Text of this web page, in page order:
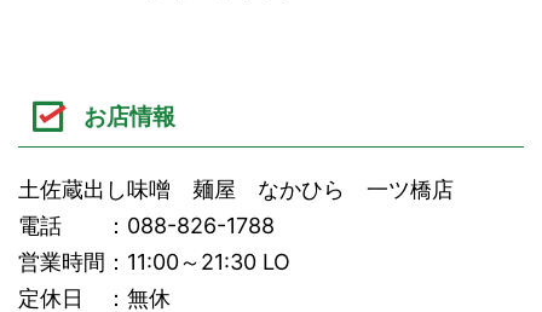
お店情報
土佐蔵出し味噌 麺屋 なかひら 一ツ橋店
電話 ：088-826-1788
営業時間：11:00～21:30 LO
定休日 ：無休